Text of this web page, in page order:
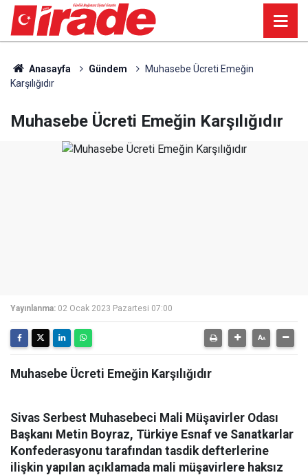
Anasayfa Gündem
Muhasebe Ücreti Emeğin
Karşılığıdır
Muhasebe Ücreti Emeğin Karşılığıdır
Yayınlanma: 02 Ocak 2023 Pazartesi 07:00
Muhasebe Ücreti Emeğin Karşılığıdır
Sivas Serbest Muhasebeci Mali Müşavirler Odası
Başkanı Metin Boyraz, Türkiye Esnaf ve Sanatkarlar
Konfederasyonu tarafından tasdik defterlerine
ilişkin yapılan açıklamada mali müşavirlere haksız